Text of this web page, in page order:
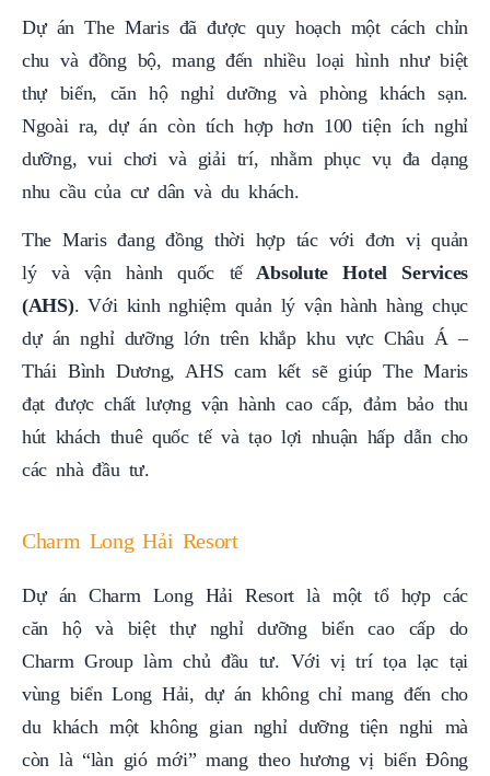
Dự án The Maris đã được quy hoạch một cách chỉn
chu và đồng bộ, mang đến nhiều loại hình như biệt
thự biển, căn hộ nghỉ dưỡng và phòng khách sạn.
Ngoài ra, dự án còn tích hợp hơn 100 tiện ích nghỉ
dưỡng, vui chơi và giải trí, nhằm phục vụ đa dạng
nhu cầu của cư dân và du khách.
The Maris đang đồng thời hợp tác với đơn vị quản
lý và vận hành quốc tếAbsolute Hotel Services
(AHS). Với kinh nghiệm quản lý vận hành hàng chục
dự án nghỉ dưỡng lớn trên khắp khu vực Châu Á –
Thái Bình Dương, AHS cam kết sẽ giúp The Maris
đạt được chất lượng vận hành cao cấp, đảm bảo thu
hút khách thuê quốc tế và tạo lợi nhuận hấp dẫn cho
các nhà đầu tư.
Charm Long Hải Resort
Dự án Charm Long Hải Resort là một tổ hợp các
căn hộ và biệt thự nghỉ dưỡng biển cao cấp do
Charm Group làm chủ đầu tư. Với vị trí tọa lạc tại
vùng biển Long Hải, dự án không chỉ mang đến cho
du khách một không gian nghỉ dưỡng tiện nghi mà
còn là “làn gió mới” mang theo hương vị biển Đông